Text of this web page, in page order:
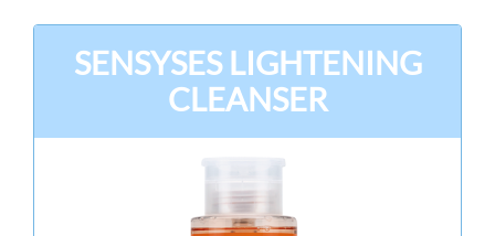
SENSYSES LIGHTENING
CLEANSER